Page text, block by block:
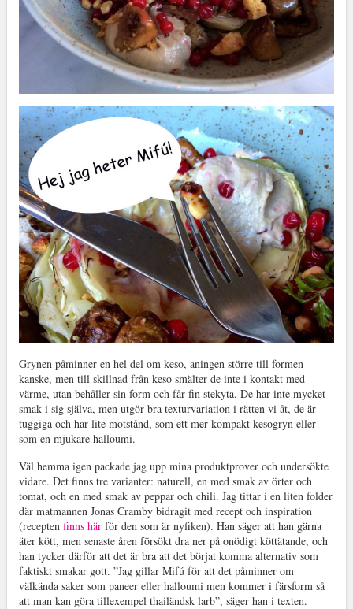
Grynen påminner en hel del om keso, aningen större till formen
kanske, men till skillnad från keso smälter de inte i kontakt med
värme, utan behåller sin form och får fin stekyta. De har inte mycket
smak i sig själva, men utgör bra texturvariation i rätten vi åt, de är
tuggiga och har lite motstånd, som ett mer kompakt kesogryn eller
som en mjukare halloumi.
Väl hemma igen packade jag upp mina produktprover och undersökte
vidare. Det finns tre varianter: naturell, en med smak av örter och
tomat, och en med smak av peppar och chili. Jag tittar i en liten folder
där matmannen Jonas Cramby bidragit med recept och inspiration
(recepten finns härför den som är nyfiken). Han säger att han gärna
äter kött, men senaste åren försökt dra ner på onödigt köttätande, och
han tycker därför att det är bra att det börjat komma alternativ som
faktiskt smakar gott. ”Jag gillar Mifú för att det påminner om
välkända saker som paneer eller halloumi men kommer i färsform så
att man kan göra tillexempel thailändsk larb”, säger han i texten.